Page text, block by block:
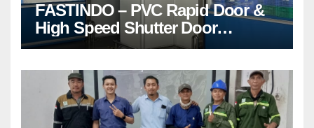
FASTINDO – PVC Rapid Door &
High Speed Shutter Door
Indonesia | 081212801672